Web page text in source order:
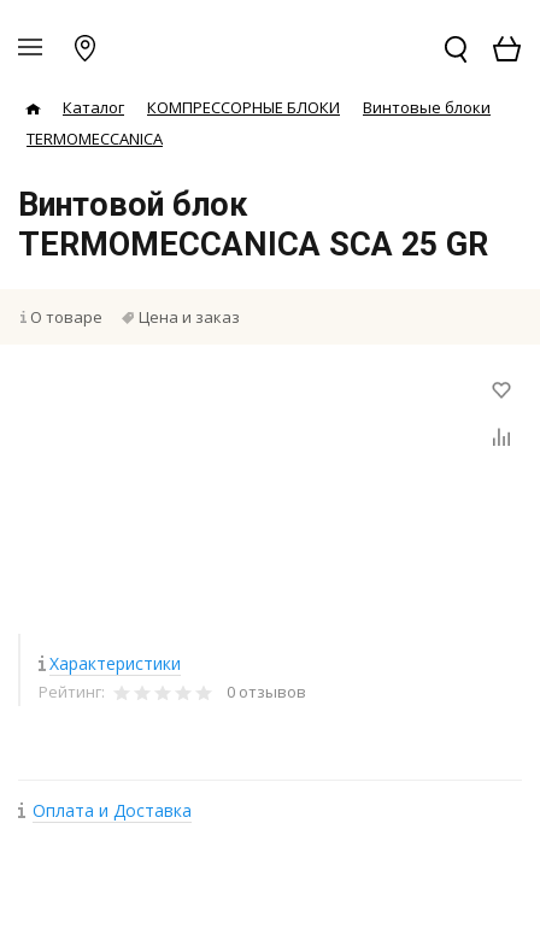
Каталог КОМПРЕССОРНЫЕ БЛОКИ
Винтовые блоки
TERMOMECCANICA
Винтовой блок
TERMOMECCANICA SCA 25 GR
О товаре Цена и заказ
Характеристики
Рейтинг: 0 отзывов
Оплата и Доставка